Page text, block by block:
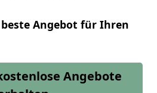
beste Angebot für Ihren
Angebote